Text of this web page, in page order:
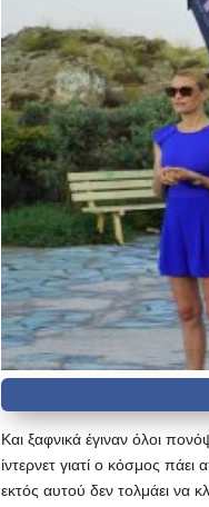
Και ξαφνικά έγιναν όλοι
ίντερνετ γιατί ο κόσμος
εκτός αυτού δεν τολμάει να